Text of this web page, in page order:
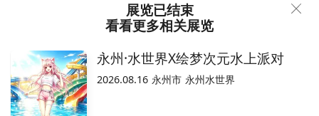
北京·Aw动漫游戏嘉年华10th
2025.03.15-03.16（以现场为准）
展览已结束
看看更多相关展览
永州·水世界X绘梦次元水上派对
2026.08.16 永州市 永州水世界